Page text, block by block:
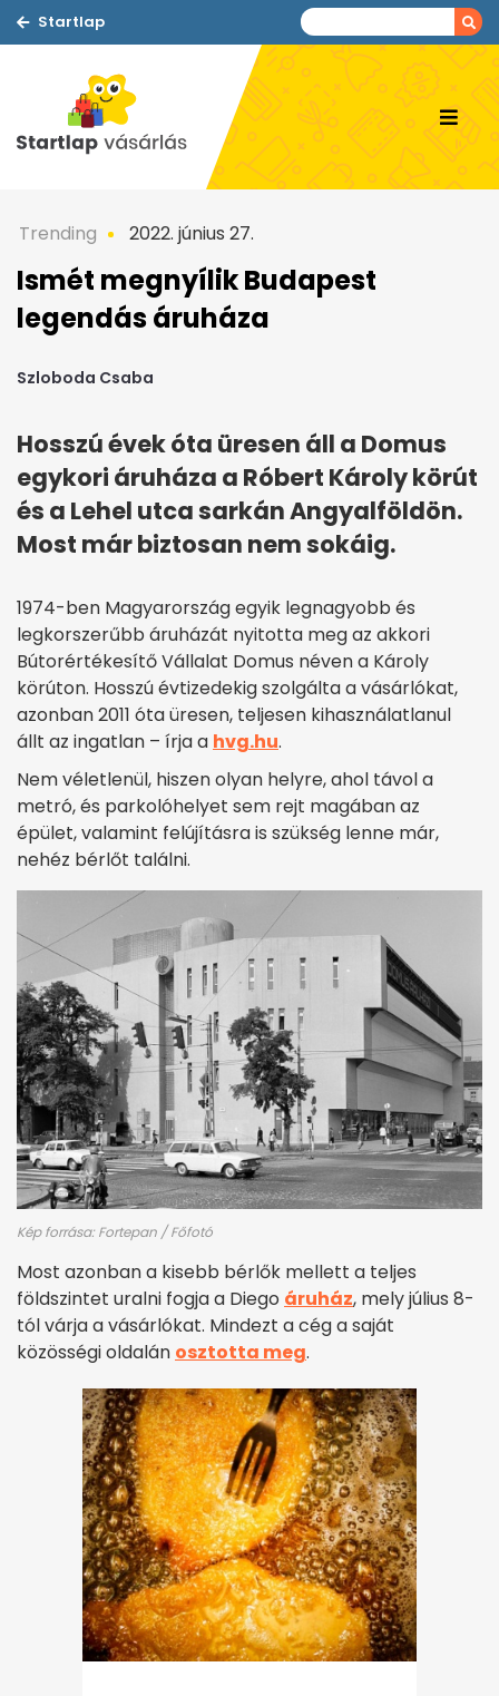
Startlap
Trending 2022. június 27.
Ismét megnyílik Budapest
legendás áruháza
Szloboda Csaba
Hosszú évek óta üresen áll a Domus
egykori áruháza a Róbert Károly körút
és a Lehel utca sarkán Angyalföldön.
Most már biztosan nem sokáig.
1974-ben Magyarország egyik legnagyobb és
legkorszerűbb áruházát nyitotta meg az akkori
Bútorértékesítő Vállalat Domus néven a Károly
körúton. Hosszú évtizedekig szolgálta a vásárlókat,
azonban 2011 óta üresen, teljesen kihasználatlanul
állt az ingatlan – írja a hvg.hu.
Nem véletlenül, hiszen olyan helyre, ahol távol a
metró, és parkolóhelyet sem rejt magában az
épület, valamint felújításra is szükség lenne már,
nehéz bérlőt találni.
Kép forrása: Fortepan / Főfotó
Most azonban a kisebb bérlők mellett a teljes
földszintet uralni fogja a Diego áruház, mely július 8-
tól várja a vásárlókat. Mindezt a cég a saját
közösségi oldalán osztotta meg.